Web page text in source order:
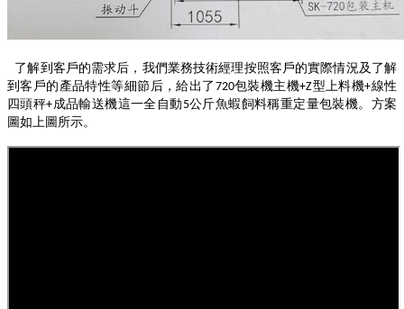
了解到客戶的需求后，我們業務技術經理按照客戶的實際情況及了解
到客戶的產品特性等細節后，給出了 720包裝機主機+Z型上料機+線性
四頭秤+成品輸送機這一全自動 5公斤魚蝦飼料稱重定量包裝機。方案
圖如上圖所示。